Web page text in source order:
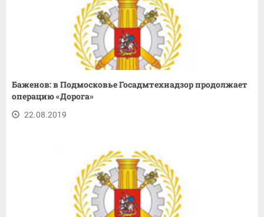
Баженов: в Подмосковье Госадмтехнадзор продолжает
операцию «Дорога»
22.08.2019